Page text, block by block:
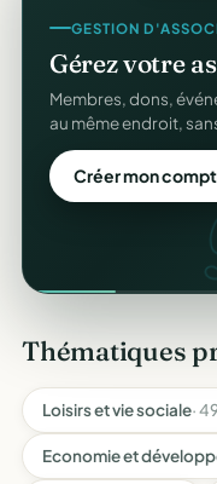
GESTION
Gérez votre
Membres, dons,
au même endroit,
Créer mon
Thématiques
Loisirs et vie sociale·
Economie et